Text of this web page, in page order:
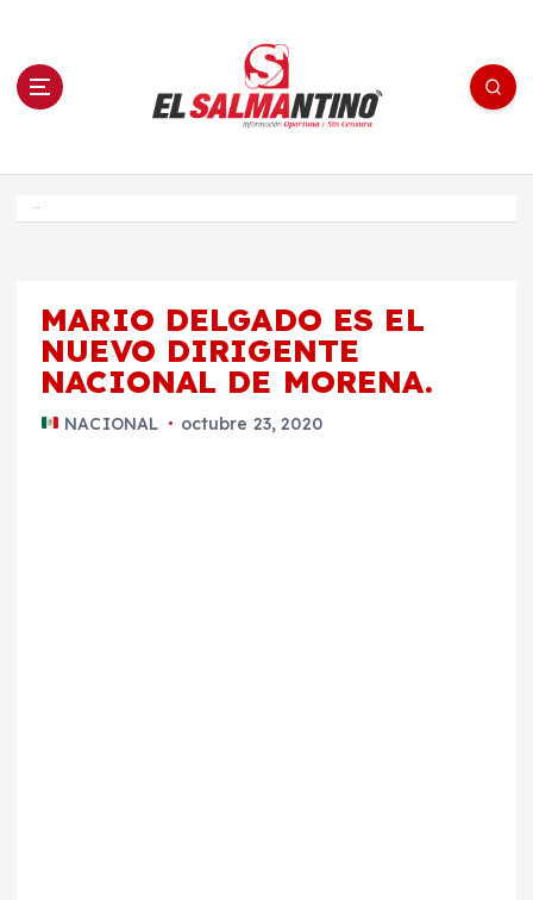
n El Salmantino - medios/noticias/editorial
MARIO DELGADO ES EL
NUEVO DIRIGENTE
NACIONAL DE MORENA.
NACIONAL octubre 23, 2020